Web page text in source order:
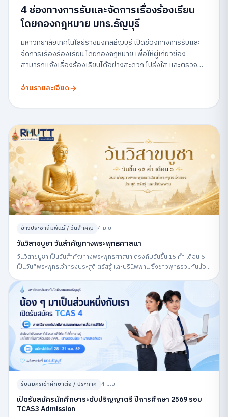
4 ช่องทางการรับและจัดการเรื่องร้องเรียน
โดยกองกฎหมาย มทร.ธัญบุรี
มหาวิทยาลัยเทคโนโลยีราชมงคลธัญบุรี เปิดช่องทางการรับและ
จัดการเรื่องร้องเรียน โดยกองกฎหมาย เพื่อให้ผู้เกี่ยวข้อง
สามารถแจ้งเรื่องร้องเรียนได้อย่างสะดวก โปร่งใส และตรวจ
อ่านรายละเอียด
ข่าวประชาสัมพันธ์ / วันสำคัญ 4 มิ.ย.
วันวิสาขบูชา วันสำคัญทางพระพุทธศาสนา
วันวิสาขบูชา เป็นวันสำคัญทางพระพุทธศาสนา ตรงกับวันขึ้น 15 ค่ำ เดือน 6
เป็นวันที่พระพุทธเจ้าทรงประสูติ ตรัสรู้ และปรินิพพาน ซึ่งชาวพุทธร่วมกันน้อม
รับสมัครเข้าศึกษาต่อ / ประกาศ 4 มิ.ย.
เปิดรับสมัครนักศึกษาระดับปริญญาตรี ปีการศึกษา 2569 รอบ
TCAS3 Admission